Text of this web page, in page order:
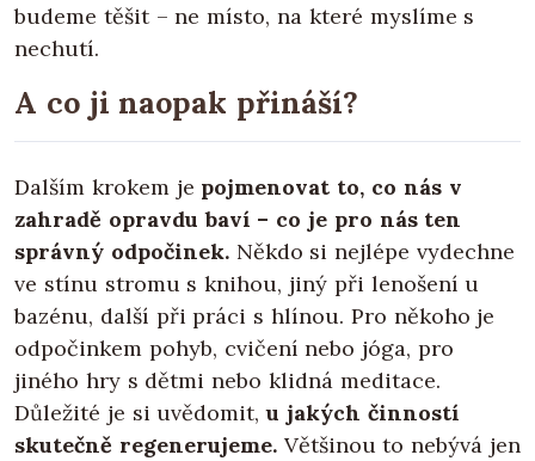
budeme těšit – ne místo, na které myslíme s
nechutí.
A co ji naopak přináší?
Dalším krokem je pojmenovat to, co nás v
zahradě opravdu baví – co je pro nás ten
správný odpočinek.Někdo si nejlépe vydechne
ve stínu stromu s knihou, jiný při lenošení u
bazénu, další při práci s hlínou. Pro někoho je
odpočinkem pohyb, cvičení nebo jóga, pro
jiného hry s dětmi nebo klidná meditace.
Důležité je si uvědomit,u jakých činností
skutečně regenerujeme.Většinou to nebývá jen